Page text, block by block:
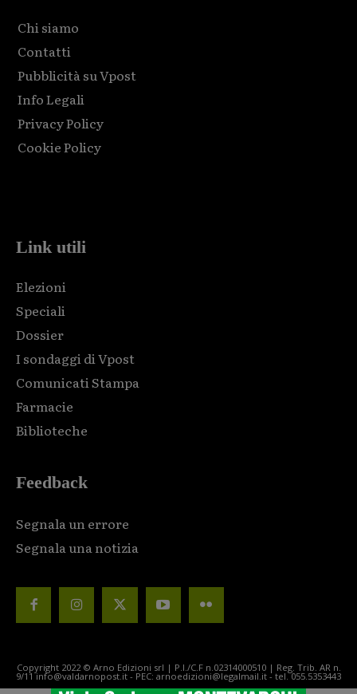
Chi siamo
Contatti
Pubblicità su Vpost
Info Legali
Privacy Policy
Cookie Policy
Link utili
Elezioni
Speciali
Dossier
I sondaggi di Vpost
Comunicati Stampa
Farmacie
Biblioteche
Feedback
Segnala un errore
Segnala una notizia
Copyright 2022 © Arno Edizioni srl | P.I./C.F n.02314000510 | Reg. Trib. AR n.
9/11 info@valdarnopost.it - PEC: arnoedizioni@legalmail.it - tel. 055.5353443